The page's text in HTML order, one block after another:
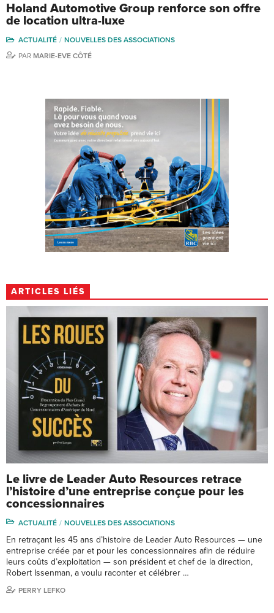
Holand Automotive Group renforce son offre
de location ultra-luxe
ACTUALITÉ
NOUVELLES DES ASSOCIATIONS
PAR MARIE-EVE CÔTÉ
ARTICLES LIÉS
Le livre de Leader Auto Resources retrace
l’histoire d’une entreprise conçue pour les
concessionnaires
ACTUALITÉ NOUVELLES DES ASSOCIATIONS
En retraçant les 45 ans d’histoire de Leader Auto Resources — une
entreprise créée par et pour les concessionnaires afin de réduire
leurs coûts d’exploitation — son président et chef de la direction,
Robert Issenman, a voulu raconter et célébrer …
PERRY LEFKO